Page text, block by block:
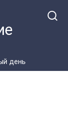
день